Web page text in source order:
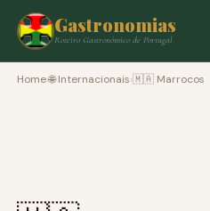
Gastronomias
Roteiro Gastronómico de Portugal
Home›🌐 Internacionais›🇲🇦 Marrocos